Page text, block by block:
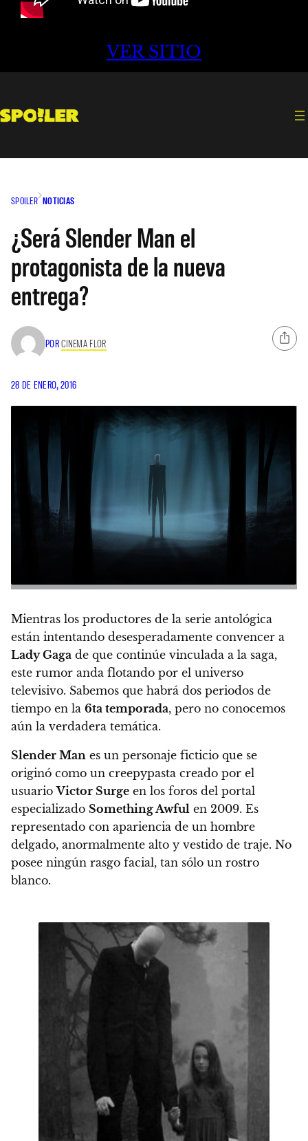
VER SITIO
SPOILER NOTICIAS
¿Será Slender Man el
protagonista de la nueva
entrega?
PORCINEMA FLOR
28 DE ENERO, 2016
Mientras los productores de la serie antológica
están intentando desesperadamente convencer a
Lady Gaga de que continúe vinculada a la saga,
este rumor anda flotando por el universo
televisivo. Sabemos que habrá dos periodos de
tiempo en la 6ta temporada, pero no conocemos
aún la verdadera temática.
Slender Man es un personaje ficticio que se
originó como un creepypasta creado por el
usuarioVictor Surge en los foros del portal
especializado Something Awful en 2009. Es
representado con apariencia de un hombre
delgado, anormalmente alto y vestido de traje. No
posee ningún rasgo facial, tan sólo un rostro
blanco.